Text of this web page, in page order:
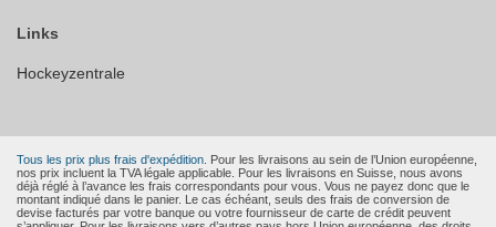
Links
Hockeyzentrale
Tous les prix plus frais d'expédition. Pour les livraisons au sein de l’Union européenne,
nos prix incluent la TVA légale applicable. Pour les livraisons en Suisse, nous avons
déjà réglé à l’avance les frais correspondants pour vous. Vous ne payez donc que le
montant indiqué dans le panier. Le cas échéant, seuls des frais de conversion de
devise facturés par votre banque ou votre fournisseur de carte de crédit peuvent